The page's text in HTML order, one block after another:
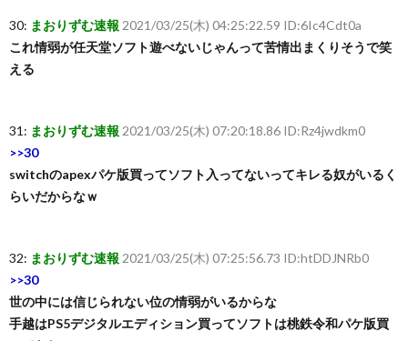
30: まおりずむ速報 2021/03/25(木) 04:25:22.59 ID:6Ic4Cdt0a
これ情弱が任天堂ソフト遊べないじゃんって苦情出まくりそうで笑
える
31: まおりずむ速報 2021/03/25(木) 07:20:18.86 ID:Rz4jwdkm0
>>30
switchのapexパケ版買ってソフト入ってないってキレる奴がいるく
らいだからなｗ
32: まおりずむ速報 2021/03/25(木) 07:25:56.73 ID:htDDJNRb0
>>30
世の中には信じられない位の情弱がいるからな
手越はPS5デジタルエディション買ってソフトは桃鉄令和パケ版買